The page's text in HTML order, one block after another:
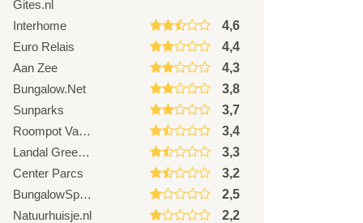
Gites.nl
Interhome
4,6
Euro Relais
4,4
Aan Zee
4,3
Bungalow.Net
3,8
Sunparks
3,7
Roompot Vakanties
3,4
Landal GreenParks
3,3
Center Parcs
3,2
BungalowSpecials.nl
2,5
Natuurhuisje.nl
2,2